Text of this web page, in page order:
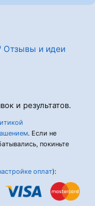
Отзывы и идеи
и результатов.
. Если не
покиньте
оплат):